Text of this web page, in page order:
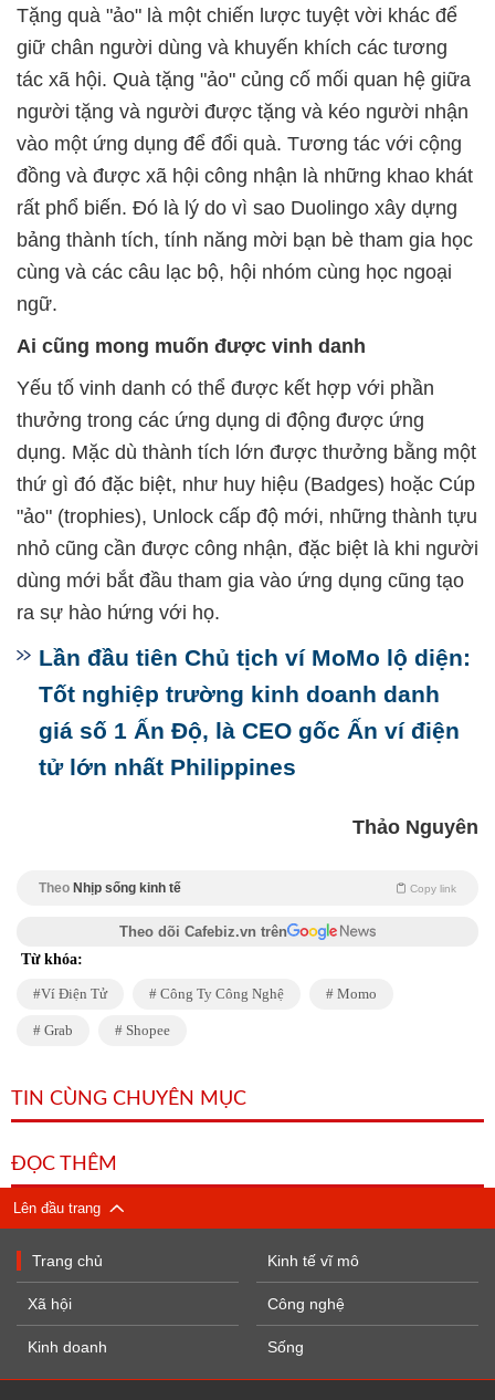
Tặng quà "ảo" là một chiến lược tuyệt vời khác để
giữ chân người dùng và khuyến khích các tương
tác xã hội. Quà tặng "ảo" củng cố mối quan hệ giữa
người tặng và người được tặng và kéo người nhận
vào một ứng dụng để đổi quà. Tương tác với cộng
đồng và được xã hội công nhận là những khao khát
rất phổ biến. Đó là lý do vì sao Duolingo xây dựng
bảng thành tích, tính năng mời bạn bè tham gia học
cùng và các câu lạc bộ, hội nhóm cùng học ngoại
ngữ.
Ai cũng mong muốn được vinh danh
Yếu tố vinh danh có thể được kết hợp với phần
thưởng trong các ứng dụng di động được ứng
dụng. Mặc dù thành tích lớn được thưởng bằng một
thứ gì đó đặc biệt, như huy hiệu (Badges) hoặc Cúp
"ảo" (trophies), Unlock cấp độ mới, những thành tựu
nhỏ cũng cần được công nhận, đặc biệt là khi người
dùng mới bắt đầu tham gia vào ứng dụng cũng tạo
ra sự hào hứng với họ.
Lần đầu tiên Chủ tịch ví MoMo lộ diện:
Tốt nghiệp trường kinh doanh danh
giá số 1 Ấn Độ, là CEO gốc Ấn ví điện
tử lớn nhất Philippines
Thảo Nguyên
Theo Nhịp sống kinh tế Copy link
Theo dõi Cafebiz.vn trên
Từ khóa:
Ví Điện Tử Công Ty Công Nghệ Momo
Grab Shopee
TIN CÙNG CHUYÊN MỤC
ĐỌC THÊM
Lên đầu trang
Trang chủ
Xã hội
Kinh doanh
Kinh tế vĩ mô
Công nghệ
Sống